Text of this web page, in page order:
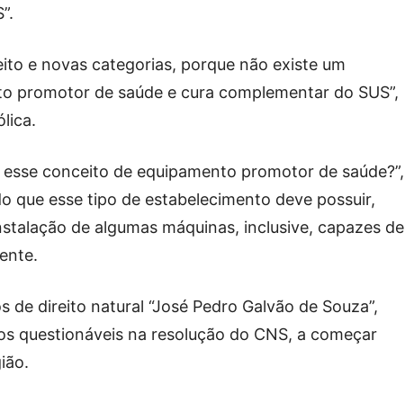
e novas categorias, porque não existe um
promotor de saúde e cura complementar do SUS”,
conceito de equipamento promotor de saúde?”,
que esse tipo de estabelecimento deve possuir,
de algumas máquinas, inclusive, capazes de
direito natural “José Pedro Galvão de Souza”,
questionáveis na resolução do CNS, a começar